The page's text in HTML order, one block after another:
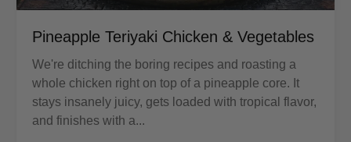
Pineapple Teriyaki Chicken & Vegetables
We're ditching the boring recipes and roasting a
whole chicken right on top of a pineapple core. It
stays insanely juicy, gets loaded with tropical flavor,
and finishes with a...